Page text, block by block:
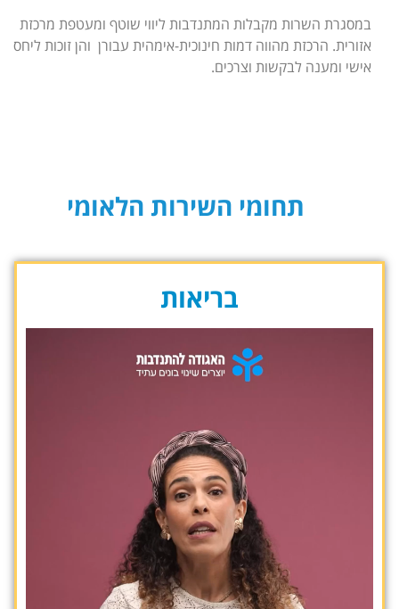
במסגרת השרות מקבלות המתנדבות ליווי שוטף ומעטפת מרכזת
אזורית. הרכזת מהווה דמות חינוכית-אימהית עבורן והן זוכות ליחס
אישי ומענה לבקשות וצרכים.
תחומי השירות הלאומי
בריאות